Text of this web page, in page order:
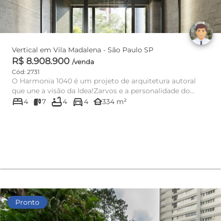
Vertical em Vila Madalena - São Paulo SP
R$ 8.908.900 /venda
Cód: 2731
O Harmonia 1040 é um projeto de arquitetura autoral
que une a visão da Idea!Zarvos e a personalidade do
Carvalho Araújo....
bed4 7 bathtub4 directions_car4 other_houses334 m²
Pronto